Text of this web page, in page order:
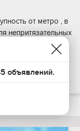
от метро , в
непритязательных
, из плюсов
чисто и
объявлений.